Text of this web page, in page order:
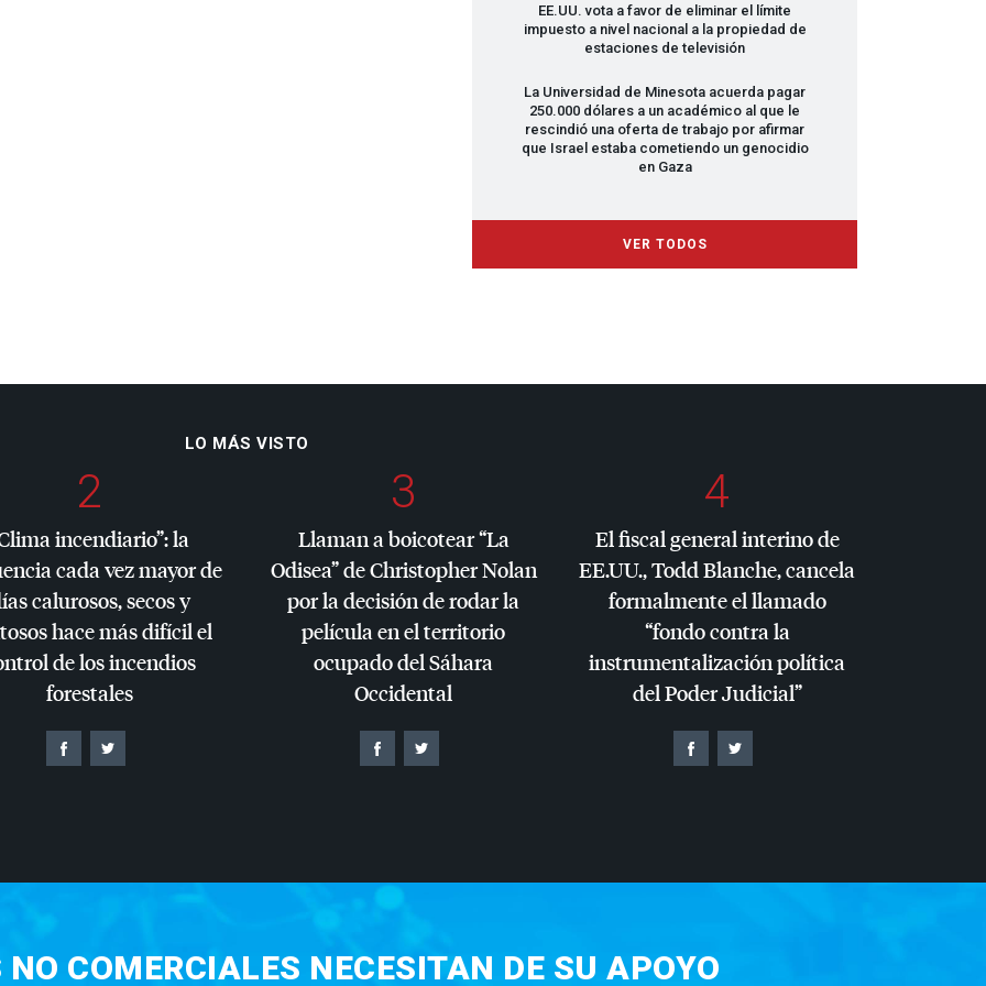
EE.UU. vota a favor de eliminar el límite
impuesto a nivel nacional a la propiedad de
estaciones de televisión
La Universidad de Minesota acuerda pagar
250.000 dólares a un académico al que le
rescindió una oferta de trabajo por afirmar
que Israel estaba cometiendo un genocidio
en Gaza
VER TODOS
LO MÁS VISTO
2
incendiario”: la
cada vez mayor de
calurosos, secos y
hace más difícil el
de los incendios
forestales
3
Llaman a boicotear “La
Odisea” de Christopher Nolan
por la decisión de rodar la
película en el territorio
ocupado del Sáhara
Occidental
4
El fiscal general interino de
EE.UU., Todd Blanche, cancela
formalmente el llamado
“fondo contra la
instrumentalización política
del Poder Judicial”
COMERCIALES NECESITAN DE SU APOYO